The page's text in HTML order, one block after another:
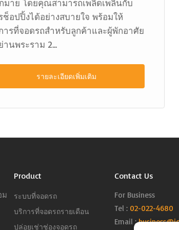
มาย โดยคุณสามารถเพลิดเพลินกับ
ช็อปปิ้งได้อย่างสบายใจ พร้อมให้
ารที่จอดรถสำหรับลูกค้าและผู้พักอาศัย
านพระราม 2...
รายละเอียดเพิ่มเติม
ม
Product
ระบบที่จอดรถ
บริการที่จอดรถรายเดือน
ปล่อยเช่าช่องจอดรถ
Contact Us
For Business
Tel : 02-022-4680
Email :